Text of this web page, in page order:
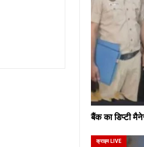
बैंक का डिप्टी
क्राइम LIVE